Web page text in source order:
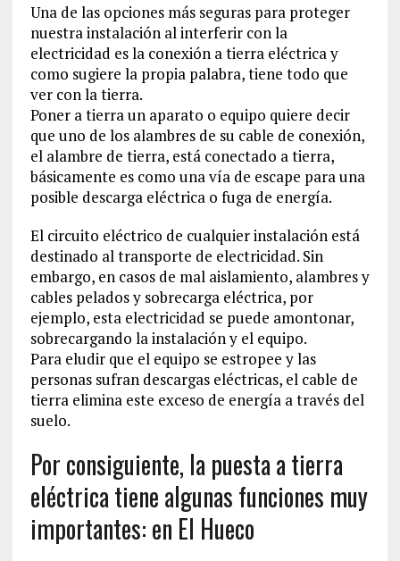
Una de las opciones más seguras para proteger
nuestra instalación al interferir con la
electricidad es la conexión a tierra eléctrica y
como sugiere la propia palabra, tiene todo que
ver con la tierra.
Poner a tierra un aparato o equipo quiere decir
que uno de los alambres de su cable de conexión,
el alambre de tierra, está conectado a tierra,
básicamente es como una vía de escape para una
posible descarga eléctrica o fuga de energía.
El circuito eléctrico de cualquier instalación está
destinado al transporte de electricidad. Sin
embargo, en casos de mal aislamiento, alambres y
cables pelados y sobrecarga eléctrica, por
ejemplo, esta electricidad se puede amontonar,
sobrecargando la instalación y el equipo.
Para eludir que el equipo se estropee y las
personas sufran descargas eléctricas, el cable de
tierra elimina este exceso de energía a través del
suelo.
Por consiguiente, la puesta a tierra
eléctrica tiene algunas funciones muy
importantes: en El Hueco